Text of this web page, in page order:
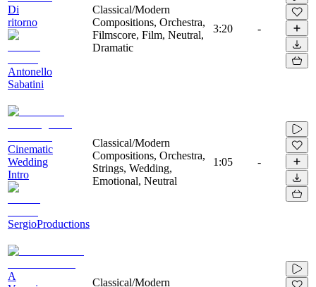
Di
ritorno
Antonello
Sabatini
Classical/Modern
Compositions, Orchestra,
Filmscore, Film, Neutral,
Dramatic
3:20 -
Cinematic
Wedding
Intro
SergioProductions
Classical/Modern
Compositions, Orchestra,
Strings, Wedding,
Emotional, Neutral
1:05 -
A
Classical/Modern